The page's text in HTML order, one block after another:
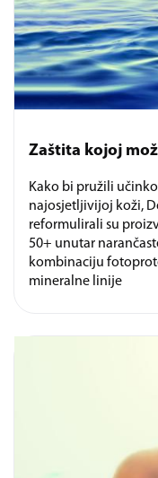
Zaštita kojoj
Kako bi pružili
najosjetljivijoj koži,
reformulirali su
50+ unutar
kombinaciju
mineralne linije